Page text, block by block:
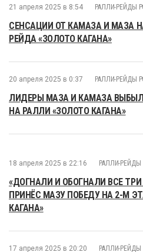
21 апреля 2025 в 8:54 РАЛЛИ-РЕЙДЫ
СЕНСАЦИИ ОТ КАМАЗА И МАЗА
РЕЙДА «ЗОЛОТО КАГАНА»
20 апреля 2025 в 0:37 РАЛЛИ-РЕЙДЫ
ЛИДЕРЫ МАЗА И КАМАЗА
НА РАЛЛИ «ЗОЛОТО КАГАНА»
18 апреля 2025 в 22:16 РАЛЛИ-РЕЙДЫ
«ДОГНАЛИ И ОБОГНАЛИ ВСЕ
ПРИНЁС МАЗУ ПОБЕДУ НА 2-М
КАГАНА»
17 апреля 2025 в 20:20 РАЛЛИ-РЕЙДЫ